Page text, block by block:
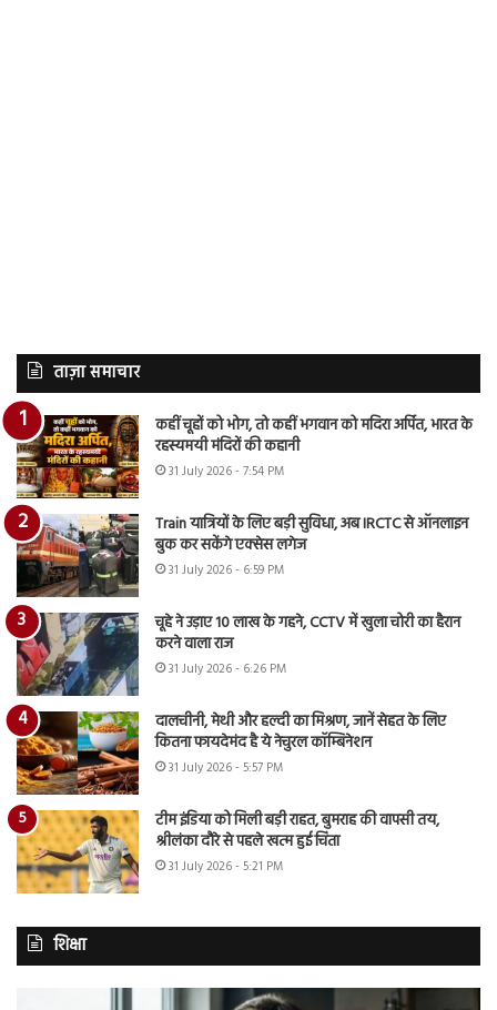
ताज़ा समाचार
कहीं चूहों को भोग, तो कहीं भगवान को मदिरा अर्पित, भारत के
रहस्यमयी मंदिरों की कहानी
31 July 2026 - 7:54 PM
Train यात्रियों के लिए बड़ी सुविधा, अब IRCTC से ऑनलाइन
बुक कर सकेंगे एक्सेस लगेज
31 July 2026 - 6:59 PM
चूहे ने उड़ाए 10 लाख के गहने, CCTV में खुला चोरी का हैरान
करने वाला राज
31 July 2026 - 6:26 PM
दालचीनी, मेथी और हल्दी का मिश्रण, जानें सेहत के लिए
कितना फायदेमंद है ये नेचुरल कॉम्बिनेशन
31 July 2026 - 5:57 PM
टीम इंडिया को मिली बड़ी राहत, बुमराह की वापसी तय,
श्रीलंका दौरे से पहले खत्म हुई चिंता
31 July 2026 - 5:21 PM
शिक्षा